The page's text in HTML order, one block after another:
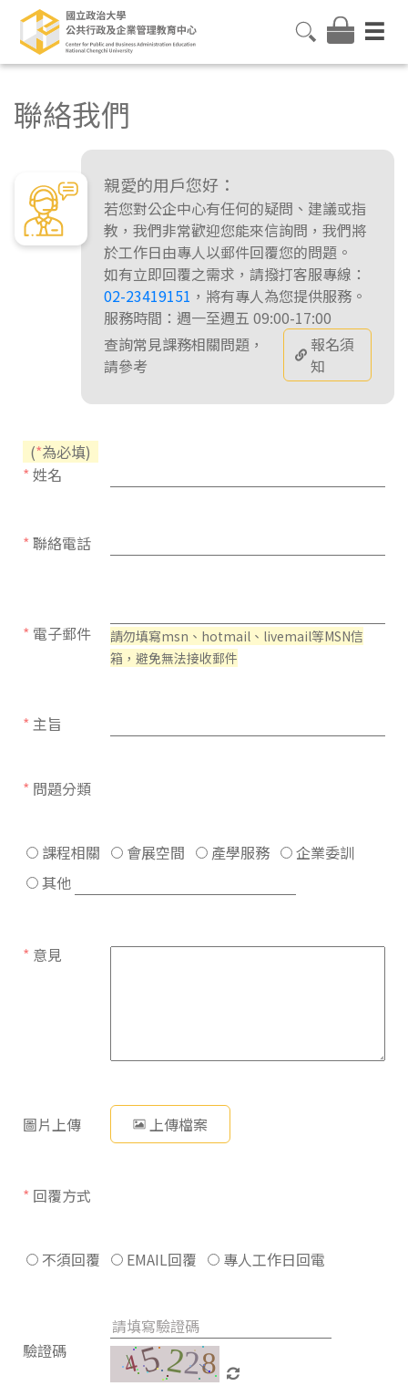
聯絡我們
親愛的用戶您好：
若您對公企中心有任何的疑問、建議或指
教，我們非常歡迎您能來信詢問，我們將
於工作日由專人以郵件回覆您的問題。
如有立即回覆之需求，請撥打客服專線：
02-23419151 ，將有專人為您提供服務。
服務時間：週一至週五 09:00-17:00
查詢常見課務相關問題，
請參考
報名須
知
(*為必填)
* 姓名
* 聯絡電話
* 電子郵件
請勿填寫msn、hotmail、livemail等MSN信
箱，避免無法接收郵件
* 主旨
* 問題分類
課程相關 會展空間 產學服務
企業委訓
其他
* 意見
圖片上傳 上傳檔案
* 回覆方式
不須回覆 EMAIL回覆 專人工作日回電
驗證碼